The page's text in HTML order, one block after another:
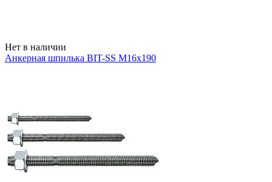
Нет в наличии
Анкерная шпилька BIT-SS М16х190